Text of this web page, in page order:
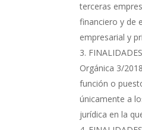
terceras
financiero y de
empresarial y
Orgánica 3/
función o
únicamente a
jurídica en la